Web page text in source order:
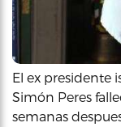
El ex presidente
Simón Peres
semanas